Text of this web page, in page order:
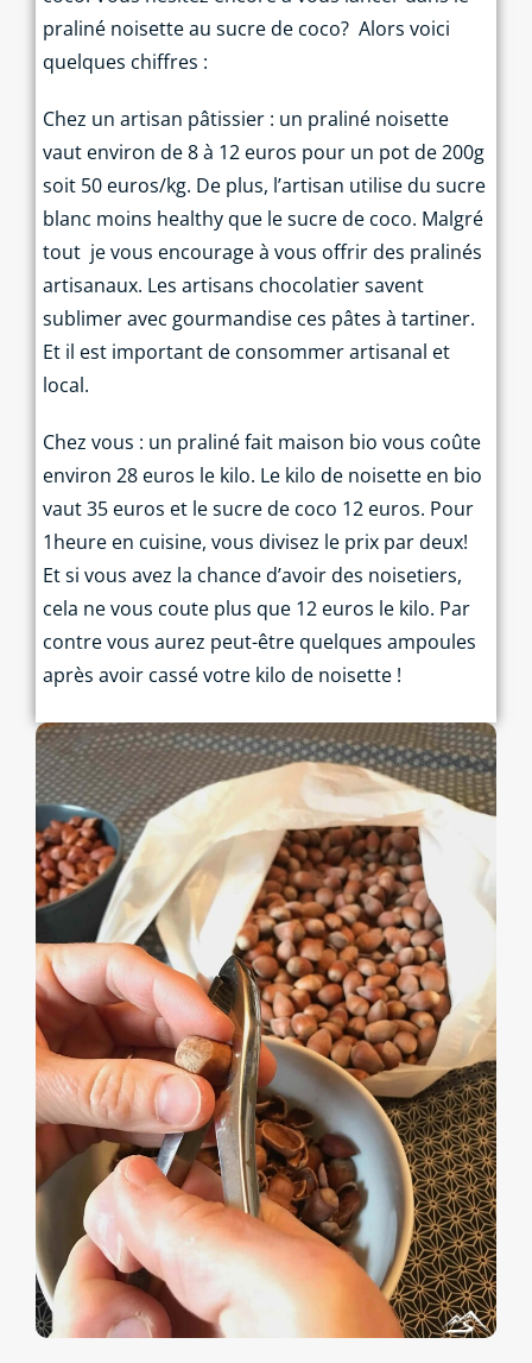
praliné noisette au sucre de coco? Alors voici
quelques chiffres :
Chez un artisan pâtissier : un praliné noisette
vaut environ de 8 à 12 euros pour un pot de 200g
soit 50 euros/kg. De plus, l’artisan utilise du sucre
blanc moins healthy que le sucre de coco. Malgré
tout je vous encourage à vous offrir des pralinés
artisanaux. Les artisans chocolatier savent
sublimer avec gourmandise ces pâtes à tartiner.
Et il est important de consommer artisanal et
local.
Chez vous : un praliné fait maison bio vous coûte
environ 28 euros le kilo. Le kilo de noisette en bio
vaut 35 euros et le sucre de coco 12 euros. Pour
1heure en cuisine, vous divisez le prix par deux!
Et si vous avez la chance d’avoir des noisetiers,
cela ne vous coute plus que 12 euros le kilo. Par
contre vous aurez peut-être quelques ampoules
après avoir cassé votre kilo de noisette !